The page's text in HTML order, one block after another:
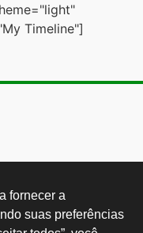
Timeline"]
fornecer a
suas preferências